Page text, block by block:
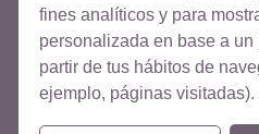
fines analíticos y para
personalizada en base a
partir de tus hábitos de
ejemplo, páginas visitadas).
© El Recién Nacido 2026. Todos